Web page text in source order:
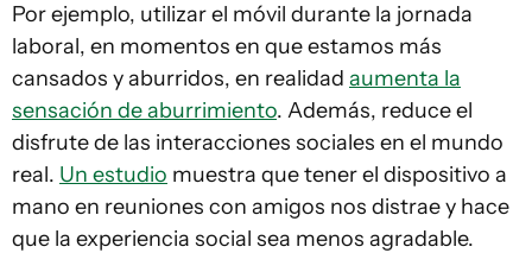
Por ejemplo, utilizar el móvil durante la jornada
laboral, en momentos en que estamos más
cansados y aburridos, en realidad aumenta la
sensación de aburrimiento. Además, reduce el
disfrute de las interacciones sociales en el mundo
real. Un estudio muestra que tener el dispositivo a
mano en reuniones con amigos nos distrae y hace
que la experiencia social sea menos agradable.